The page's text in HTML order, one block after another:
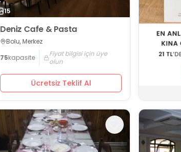
15
Deniz Cafe & Pasta
Bolu, Merkez
75kapasite
Fiyat bilgisi için üye
olun
Ücretsiz Teklif Al